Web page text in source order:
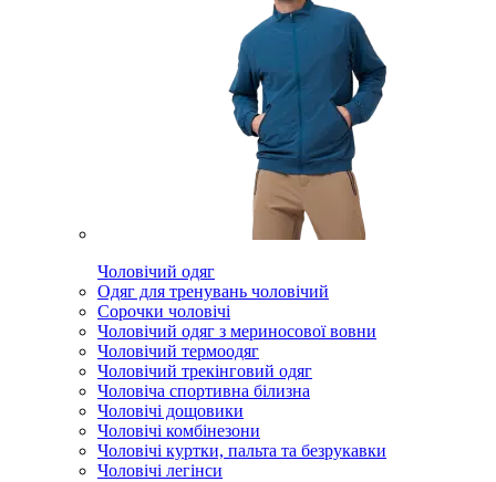
Чоловічий одяг
Одяг для тренувань чоловічий
Сорочки чоловічі
Чоловічий одяг з мериносової вовни
Чоловічий термоодяг
Чоловічий трекінговий одяг
Чоловіча спортивна білизна
Чоловічі дощовики
Чоловічі комбінезони
Чоловічі куртки, пальта та безрукавки
Чоловічі легінси